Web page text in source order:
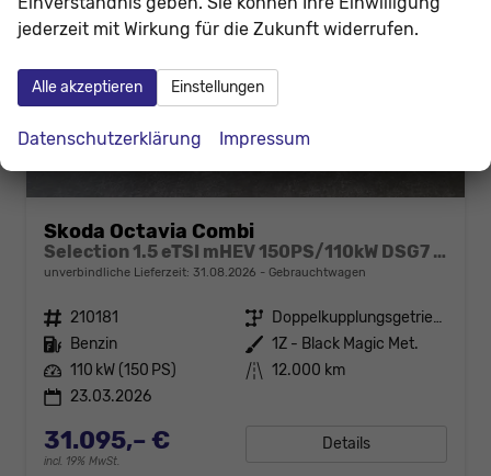
Skoda Octavia Combi
Selection 1.5 eTSI mHEV 150PS/110kW DSG7 2026 +AHK+3-ZONE+RFK+KESSY+EL.HECK+BHZ. LENKRAD
unverbindliche Lieferzeit: 31.08.2026 Gebrauchtwagen
Fahrzeugnr. 210181 Getriebe
Doppelkupplungsgetriebe (DSG)
Kraftstoff Benzin Außenfarbe 1Z - Black Magic Met.
Leistung 110 kW (150 PS) Kilometerstand 12.000 km
23.03.2026
31.095,– €
incl. 19% MwSt.
Details
jederzeit mit Wirkung für die Zukunft widerrufen.
Alle akzeptieren Einstellungen
Datenschutzerklärung Impressum